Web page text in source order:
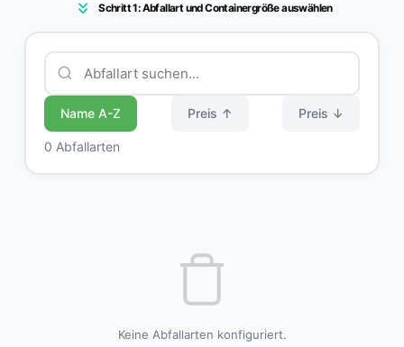
Schritt 1: Abfallart und Containergröße auswählen
Name A-Z Preis ↑ Preis ↓
0 Abfallarten
Keine Abfallarten konfiguriert.